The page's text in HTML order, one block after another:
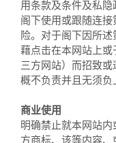
用条款及条件及私隐
阁下使用或跟随连
险。对于阁下因所
藉点击在本网站上
三方网站）而招致
概不负责并且无须负
商业使用
明确禁止就本网站